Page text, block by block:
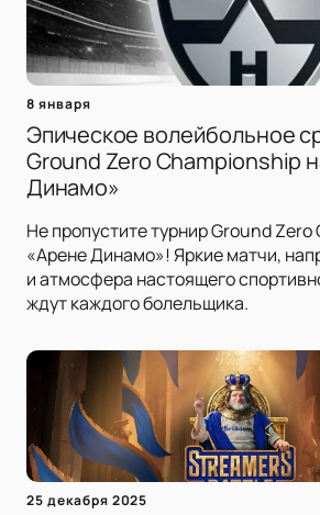
8 января
Эпическое волейбольное
Ground Zero Championship
Динамо»
Не пропустите турнир Ground
«Арене Динамо»! Яркие матчи,
и атмосфера настоящего
ждут каждого болельщика.
25 декабря 2025